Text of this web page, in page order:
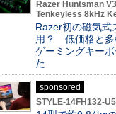
Razer Huntsman
Tenkeyless 8kHz
Razer初の磁気式
用？ 低価格と多
ゲーミングキー
た
sponsored
STYLE-14FH132-